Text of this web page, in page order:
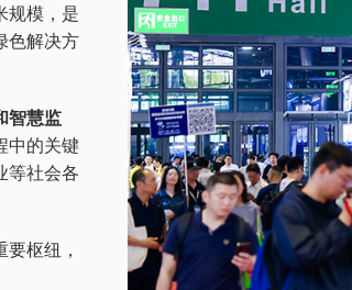
规模，是
色解决方
智慧监
中的关键
等社会各
枢纽，